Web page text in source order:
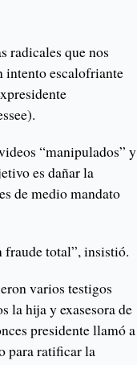
radicales que nos
escalofriante
“manipulados” y
es dañar la
de medio mandato
fraude total”, insistió.
varios testigos
la hija y exasesora de
presidente llamó a
para ratificar la